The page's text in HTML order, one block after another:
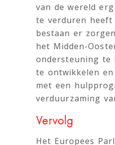
van de wereld
te verduren heeft
bestaan er
het Midden-
ondersteuning te
te ontwikkelen
met een
verduurzaming
Vervolg
Het Europees